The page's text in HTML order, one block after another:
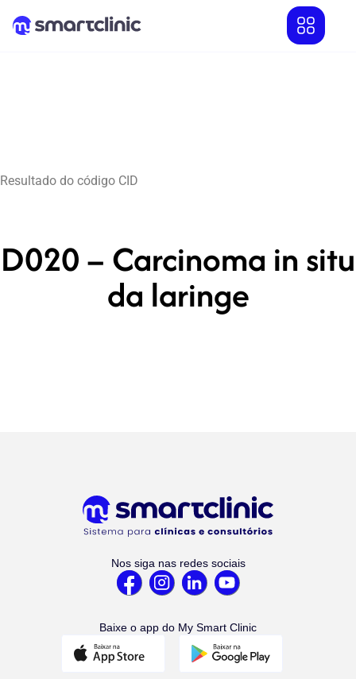
Resultado do código CID
D020 – Carcinoma in situ
da laringe
Nos siga nas redes sociais
Baixe o app do My Smart Clinic